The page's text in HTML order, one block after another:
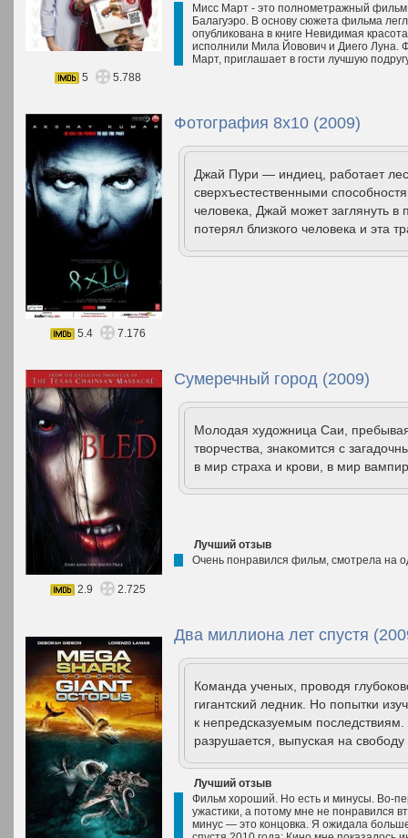
Мисс Март - это полнометражный
Балагуэро. В основу сюжета фильма
опубликована в книге Невидимая
исполнили Мила Йовович и Диего Луна.
Март, приглашает в гости лучшую
5
5.788
Фотография 8x10 (2009)
Джай Пури — индиец, работает
сверхъестественными
человека, Джай может заглянуть в
потерял близкого человека и эта
5.4 7.176
Сумеречный город (2009)
Молодая художница Саи,
творчества, знакомится с
в мир страха и крови, в мир
Лучший отзыв
Очень понравился фильм, смотрела на
2.9 2.725
Два миллиона лет спустя
Команда ученых, проводя
гигантский ледник. Но попытки
к непредсказуемым
разрушается, выпуская на
Лучший отзыв
Фильм хороший. Но есть и минусы. Во-
ужастики, а потому мне не понравился
минус — это концовка. Я ожидала